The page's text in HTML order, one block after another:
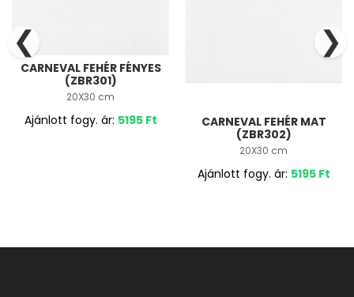
CARNEVAL FEHÉR FÉNYES
(ZBR301)
20X30 cm
Ajánlott fogy. ár: 5195 Ft
CARNEVAL FEHÉR MAT
(ZBR302)
20X30 cm
Ajánlott fogy. ár: 5195 Ft
❮ ❯